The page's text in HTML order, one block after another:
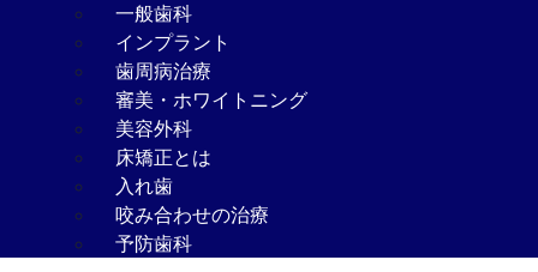
一般歯科
インプラント
歯周病治療
審美・ホワイトニング
美容外科
床矯正とは
入れ歯
咬み合わせの治療
予防歯科